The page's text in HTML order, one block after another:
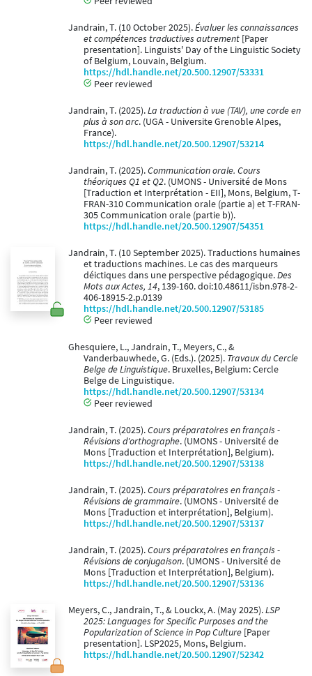
Jandrain, T. (10 October 2025).Évaluer les connaissances
et compétences traductives autrement [Paper
presentation]. Linguists' Day of the Linguistic Society
of Belgium, Louvain, Belgium.
https://hdl.handle.net/20.500.12907/53331
Peer reviewed
Jandrain, T. (2025).La traduction à vue (TAV), une corde en
plus à son arc. (UGA - Universite Grenoble Alpes,
France).
https://hdl.handle.net/20.500.12907/53214
Jandrain, T. (2025).Communication orale. Cours
théoriques Q1 et Q2. (UMONS - Université de Mons
[Traduction et Interprétation - EII], Mons, Belgium, T-
FRAN-310 Communication orale (partie a) et T-FRAN-
305 Communication orale (partie b)).
https://hdl.handle.net/20.500.12907/54351
Jandrain, T. (10 September 2025). Traductions humaines
et traductions machines. Le cas des marqueurs
déictiques dans une perspective pédagogique.Des
Mots aux Actes, 14, 139-160. doi:10.48611/isbn.978-2-
406-18915-2.p.0139
https://hdl.handle.net/20.500.12907/53185
Peer reviewed
Ghesquiere, L., Jandrain, T., Meyers, C., &
Vanderbauwhede, G. (Eds.). (2025). Travaux du Cercle
Belge de Linguistique. Bruxelles, Belgium: Cercle
Belge de Linguistique.
https://hdl.handle.net/20.500.12907/53134
Peer reviewed
Jandrain, T. (2025).Cours préparatoires en français -
Révisions d'orthographe. (UMONS - Université de
Mons [Traduction et Interprétation], Belgium).
https://hdl.handle.net/20.500.12907/53138
Jandrain, T. (2025).Cours préparatoires en français -
Révisions de grammaire. (UMONS - Université de
Mons [Traduction et interprétation], Belgium).
https://hdl.handle.net/20.500.12907/53137
Jandrain, T. (2025).Cours préparatoires en français -
Révisions de conjugaison. (UMONS - Université de
Mons [Traduction et Interprétation], Belgium).
https://hdl.handle.net/20.500.12907/53136
Meyers, C., Jandrain, T., & Louckx, A. (May 2025).LSP
2025: Languages for Specific Purposes and the
Popularization of Science in Pop Culture [Paper
presentation]. LSP2025, Mons, Belgium.
https://hdl.handle.net/20.500.12907/52342